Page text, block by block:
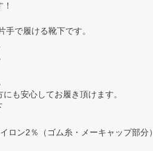
で履ける靴下です。
も安心してお履き頂けます。
ロン2％（ゴム糸・メーキャップ部分）